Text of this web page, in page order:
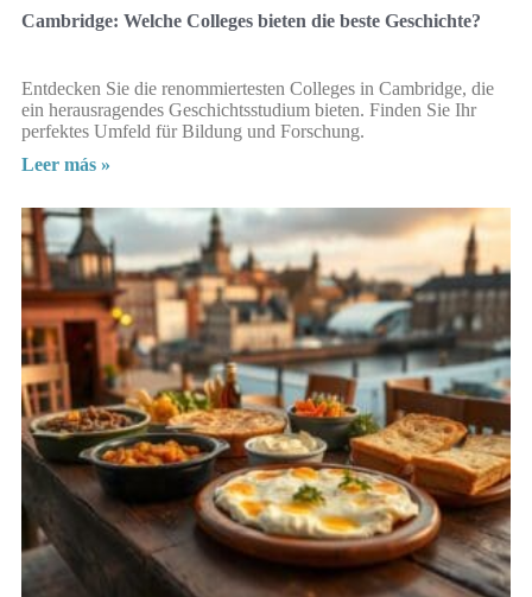
Cambridge: Welche Colleges bieten die beste Geschichte?
Entdecken Sie die renommiertesten Colleges in Cambridge, die
ein herausragendes Geschichtsstudium bieten. Finden Sie Ihr
perfektes Umfeld für Bildung und Forschung.
Leer más »